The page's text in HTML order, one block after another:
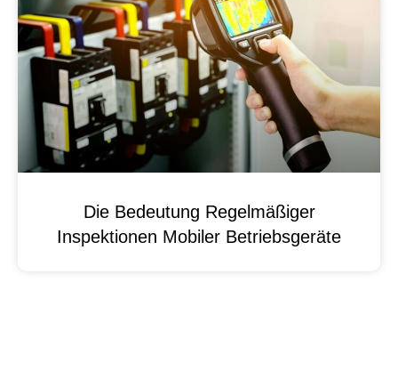
Die Bedeutung Regelmäßiger
Inspektionen Mobiler Betriebsgeräte